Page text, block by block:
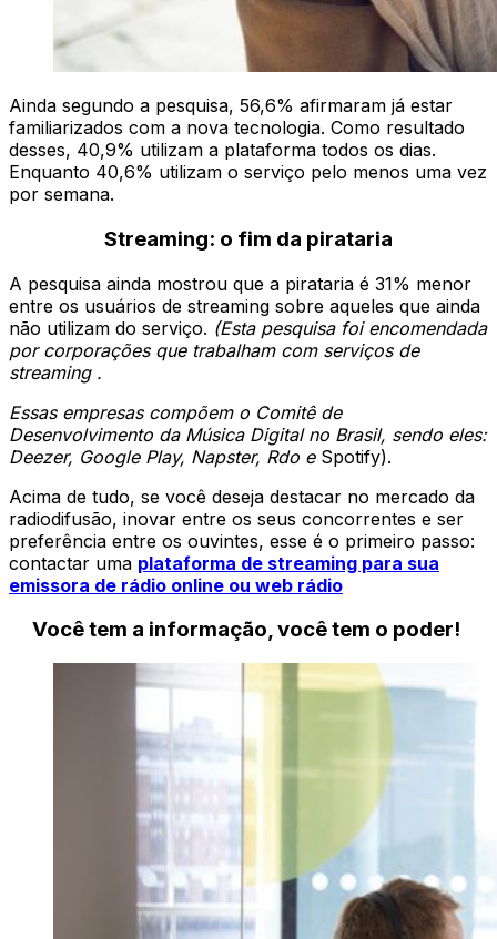
Ainda segundo a pesquisa, 56,6% afirmaram já estar
familiarizados com a nova tecnologia. Como resultado
desses, 40,9% utilizam a plataforma todos os dias.
Enquanto 40,6% utilizam o serviço pelo menos uma vez
por semana.
Streaming: o fim da pirataria
A pesquisa ainda mostrou que a pirataria é 31% menor
entre os usuários de streaming sobre aqueles que ainda
não utilizam do serviço. (Esta pesquisa foi encomendada
por corporações que trabalham com serviços de
streaming .
Essas empresas compõem o Comitê de
Desenvolvimento da Música Digital no Brasil, sendo eles:
Deezer, Google Play, Napster, Rdo e Spotify).
Acima de tudo, se você deseja destacar no mercado da
radiodifusão, inovar entre os seus concorrentes e ser
preferência entre os ouvintes, esse é o primeiro passo:
contactar uma plataforma de streaming para sua
emissora de rádio online ou web rádio
Você tem a informação, você tem o poder!